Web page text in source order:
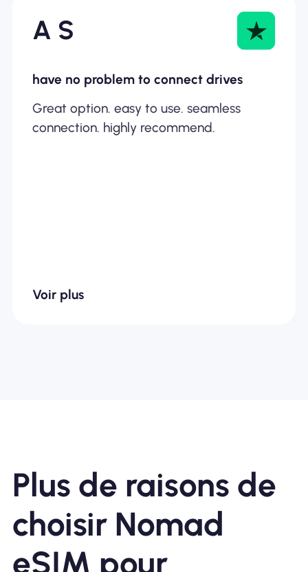
A S
have no problem to connect drives
Great option. easy to use. seamless
connection. highly recommend.
Voir plus
Plus de raisons de
choisir Nomad
eSIM pour